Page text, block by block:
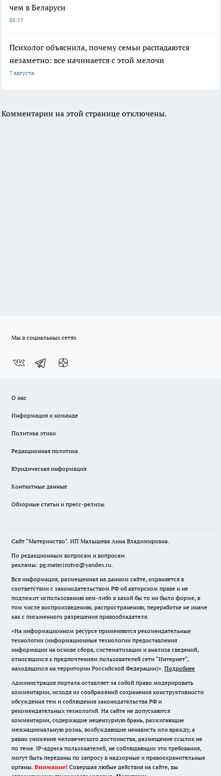
чем в Беларуси
05:17
Психолог объяснила, почему семьи распадаются
незаметно: все начинается с этой мелочи
7 августа
Комментарии на этой странице отключены.
Мы в социальных сетях
О нас
Информация о команде
Политика этики
Редакционная политика
Юридическая информация
Контактные данные
Обзорные статьи и пресс-релизы
Сайт "Материнство". ИП Малышева Анна Владимировна.
По редакционным вопросам и вопросам
рекламы: pg.materinstvo@yandex.ru.
Вся информация, размещенная на данном сайте, охраняется в
соответствии с законодательством РФ об авторском праве и не
подлежит использованию кем-либо в какой бы то ни было форме, в
том числе воспроизведению, распространению, переработке не иначе
как с письменного разрешения правообладателя.
«На информационном ресурсе применяются рекомендательные
технологии (информационные технологии предоставления
информации на основе сбора, систематизации и анализа сведений,
относящихся к предпочтениям пользователей сети "Интернет",
находящихся на территории Российской Федерации)». Подробнее
Администрация портала оставляет за собой право модерировать
комментарии, исходя из соображений сохранения конструктивности
обсуждения тем и соблюдения законодательства РФ и
рекомендательных технологий. На сайте не допускаются
комментарии, содержащие нецензурную брань, разжигающие
межнациональную рознь, возбуждающие ненависть или вражду, а
равно унижение человеческого достоинства, размещение ссылок не
по теме. IP-адреса пользователей, не соблюдающих эти требования,
могут быть переданы по запросу в надзорные и правоохранительные
органы. Внимание! Совершая любые действия на сайте, вы